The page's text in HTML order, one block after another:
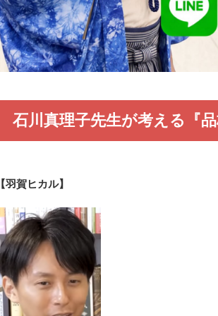
石川真理子先生が考える『
【羽賀ヒカル】